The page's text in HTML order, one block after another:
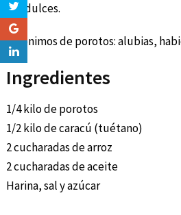
agridulces.
Sinónimos de porotos: alubias,
Ingredientes
1/4 kilo de porotos
1/2 kilo de caracú (tuétano)
2 cucharadas de arroz
2 cucharadas de aceite
Harina, sal y azúcar